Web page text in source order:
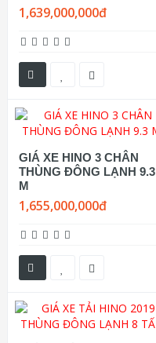
1,639,000,000đ
GIÁ XE HINO 3 CHÂN
THÙNG ĐÔNG LẠNH 9.3
M
1,655,000,000đ